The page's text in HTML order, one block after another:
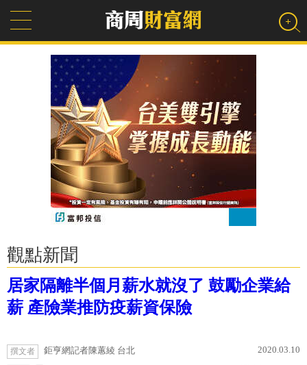
觀點新聞
居家隔離半個月薪水就沒了 鼓勵企業給
薪 產險業推防疫薪資保險
撰文者 鉅亨網記者陳蕙綾 台北 2020.03.10